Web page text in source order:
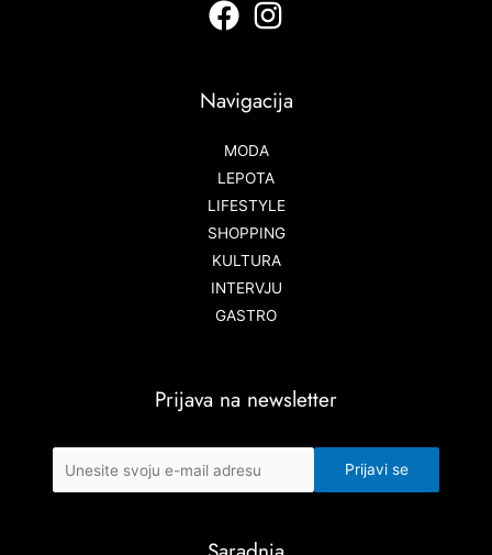
Navigacija
MODA
LEPOTA
LIFESTYLE
SHOPPING
KULTURA
INTERVJU
GASTRO
Prijava na newsletter